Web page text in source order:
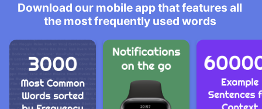
Download our mobile app that features all
the most frequently used words